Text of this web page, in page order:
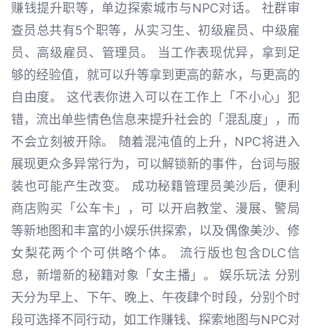
赚钱提升职等，单边探索城市与NPC对话。 社群审
查员总共有5个职等，从实习生、初级雇员、中级雇
员、高级雇员、管理员。 当工作表现优异，拿到足
够的经验值，就可以升等拿到更高的薪水，与更高的
自由度。 这代表你进入可以在工作上「不小心」犯
错，流出单些情色信息来提升社会的「混乱度」，而
不会立刻被开除。 随着混沌值的上升，NPC将进入
展现更众多异常行为，可以解锁新的事件，台词与服
装也可能产生改变。 成功秘籍管理员美沙后，便利
商店购买「公车卡」，可 以开启教堂、漫展、警局
等新地图和丰富的小娱乐供探索，以及偶像美沙、修
女梨花两个个可供略个体。 流行版也包含DLC信
息，新增新的秘籍对象「女主播」。 娱乐玩法 分别
天分为早上、下午、晚上、午夜肆个时段，分别个时
段可选择不同行动，如工作赚钱、探索地图与NPC对